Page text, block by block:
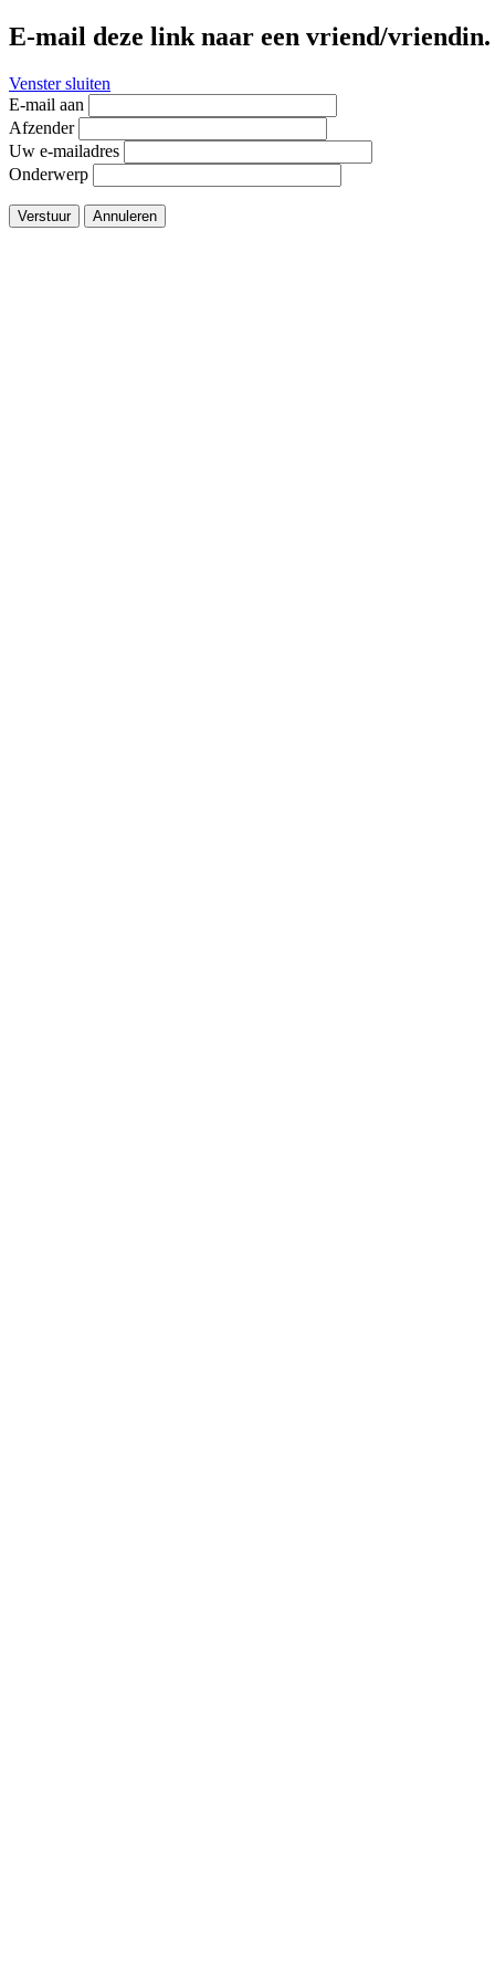
E-mail deze link naar een vriend/vriendin.
Venster sluiten
E-mail aan
Afzender
Uw e-mailadres
Onderwerp
Verstuur Annuleren